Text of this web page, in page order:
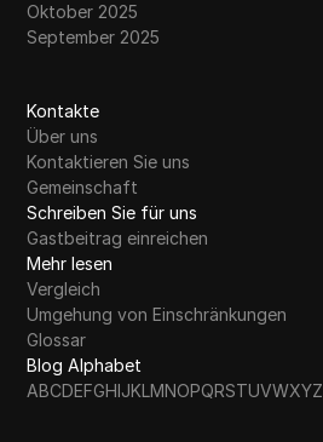
Oktober 2025
September 2025
Kontakte
Über uns
Kontaktieren Sie uns
Gemeinschaft
Schreiben Sie für uns
Gastbeitrag einreichen
Mehr lesen
Vergleich
Umgehung von Einschränkungen
Glossar
Blog Alphabet
ABCDEFGHIJKLMNOPQRSTUVWXYZ